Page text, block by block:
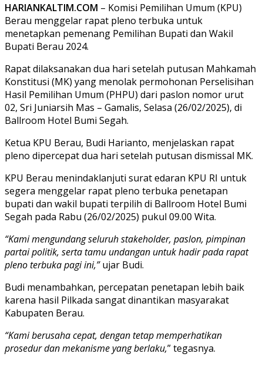
HARIANKALTIM.COM – Komisi Pemilihan Umum (KPU)
Berau menggelar rapat pleno terbuka untuk
menetapkan pemenang Pemilihan Bupati dan Wakil
Bupati Berau 2024.
Rapat dilaksanakan dua hari setelah putusan Mahkamah
Konstitusi (MK) yang menolak permohonan Perselisihan
Hasil Pemilihan Umum (PHPU) dari paslon nomor urut
02, Sri Juniarsih Mas – Gamalis, Selasa (26/02/2025), di
Ballroom Hotel Bumi Segah.
Ketua KPU Berau, Budi Harianto, menjelaskan rapat
pleno dipercepat dua hari setelah putusan dismissal MK.
KPU Berau menindaklanjuti surat edaran KPU RI untuk
segera menggelar rapat pleno terbuka penetapan
bupati dan wakil bupati terpilih di Ballroom Hotel Bumi
Segah pada Rabu (26/02/2025) pukul 09.00 Wita.
“Kami mengundang seluruh stakeholder, paslon, pimpinan
partai politik, serta tamu undangan untuk hadir pada rapat
pleno terbuka pagi ini,”ujar Budi.
Budi menambahkan, percepatan penetapan lebih baik
karena hasil Pilkada sangat dinantikan masyarakat
Kabupaten Berau.
“Kami berusaha cepat, dengan tetap memperhatikan
prosedur dan mekanisme yang berlaku,” tegasnya.